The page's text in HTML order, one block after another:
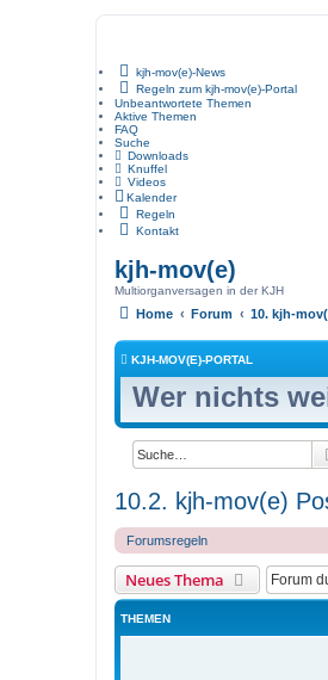
kjh-mov(e)-News
Regeln zum kjh-mov(e)-Portal
Unbeantwortete Themen
Aktive Themen
FAQ
Suche
Downloads
Knuffel
Videos
Kalender
Regeln
Kontakt
kjh-mov(e)
Multiorganversagen in der KJH
Home Forum 10. kjh-
KJH-MOV(E)-PORTAL
Wer nichts
10.2. kjh-mov(e)
Forumsregeln
Neues Thema
THEMEN